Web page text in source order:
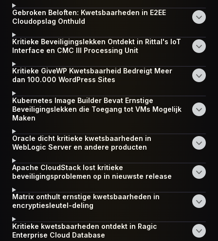
Gebroken Beloften: Kwetsbaarheden in E2EE
Cloudopslag Onthuld
Kritieke Beveiligingslekken Ontdekt in Rittal's IoT
Interface en CMC III Processing Unit
Kritieke GiveWP Kwetsbaarheid Bedreigt Meer
dan 100.000 WordPress Sites
Kubernetes Image Builder Bevat Ernstige
Beveiligingslekken die Toegang tot VMs Mogelijk
Maken
Oracle dicht kritieke kwetsbaarheden in
WebLogic Server en andere producten
Apache CloudStack lost kritieke
beveiligingsproblemen op in nieuwste release
Matrix onthult ernstige kwetsbaarheden in
encryptiesleutel-deling
Kritieke kwetsbaarheden ontdekt in Ragic
Enterprise Cloud Database